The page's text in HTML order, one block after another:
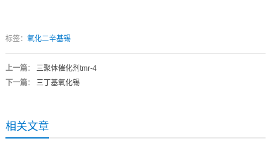
标签： 氧化二辛基锡
上一篇： 三聚体催化剂tmr-4
下一篇： 三丁基氧化锡
相关文章